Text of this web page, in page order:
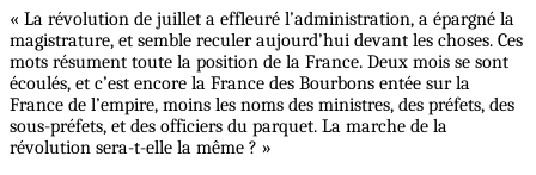
« La révolution de juillet a effleuré l’administration, a épargné la
magistrature, et semble reculer aujourd’hui devant les choses. Ces
mots résument toute la position de la France. Deux mois se sont
écoulés, et c’est encore la France des Bourbons entée sur la
France de l’empire, moins les noms des ministres, des préfets, des
sous-préfets, et des officiers du parquet. La marche de la
révolution sera-t-elle la même ? »